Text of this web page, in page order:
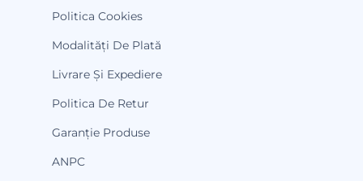
Politica Cookies
Modalități De Plată
Livrare Și Expediere
Politica De Retur
Garanție Produse
ANPC